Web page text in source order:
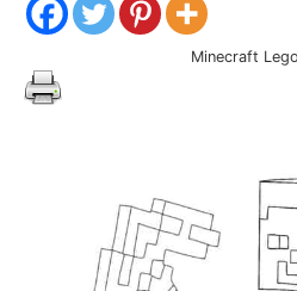
Minecraft